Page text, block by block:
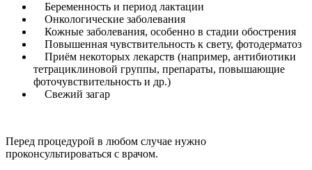
Беременность и период лактации
Онкологические заболевания
Кожные заболевания, особенно в стадии обострения
Повышенная чувствительность к свету, фотодерматоз
Приём некоторых лекарств (например, антибиотики
тетрациклиновой группы, препараты, повышающие
фоточувствительность и др.)
Свежий загар
Перед процедурой в любом случае нужно
проконсультироваться с врачом.